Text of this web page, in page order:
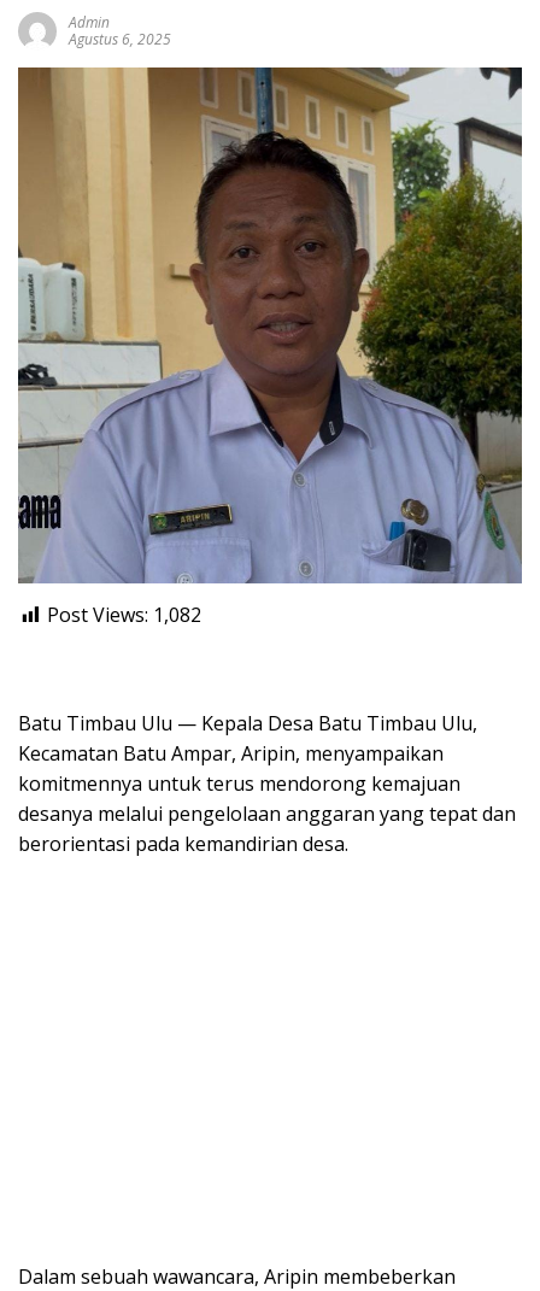
Admin
Agustus 6, 2025
Post Views: 1,082
Batu Timbau Ulu — Kepala Desa Batu Timbau Ulu,
Kecamatan Batu Ampar, Aripin, menyampaikan
komitmennya untuk terus mendorong kemajuan
desanya melalui pengelolaan anggaran yang tepat dan
berorientasi pada kemandirian desa.
Dalam sebuah wawancara, Aripin membeberkan